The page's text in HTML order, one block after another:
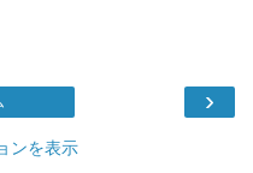
›
ンを表示